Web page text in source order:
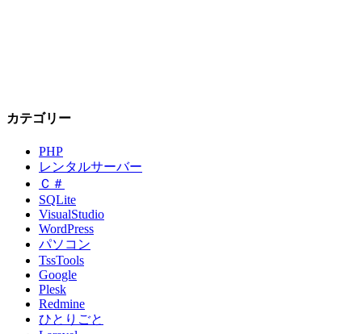
カテゴリー
PHP
レンタルサーバー
Ｃ＃
SQLite
VisualStudio
WordPress
パソコン
TssTools
Google
Plesk
Redmine
ひとりごと